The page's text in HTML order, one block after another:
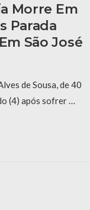
Morre Em
Parada
São José
de Sousa, de 40
(4) após sofrer …